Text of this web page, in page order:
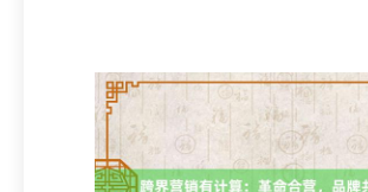
同价位的套餐，包含经典月饼、脾气
品，既便捷顾主选拔，又能普及客单
期，搭配细腻礼盒包装，适应立正或
次，开展“满额赠礼”行径。顾主在指
消耗满一定金额，可获赠定制月饼或